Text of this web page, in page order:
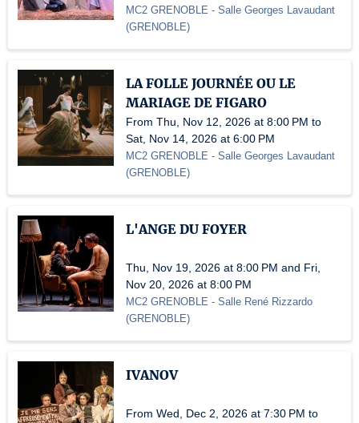
MC2 GRENOBLE - Salle Georges Lavaudant
(GRENOBLE)
LA FOLLE JOURNÉE OU LE
MARIAGE DE FIGARO
From Thu, Nov 12, 2026 at 8:00 PM to
Sat, Nov 14, 2026 at 6:00 PM
MC2 GRENOBLE - Salle Georges Lavaudant
(GRENOBLE)
L'ANGE DU FOYER
Thu, Nov 19, 2026 at 8:00 PM and Fri,
Nov 20, 2026 at 8:00 PM
MC2 GRENOBLE - Salle René Rizzardo
(GRENOBLE)
IVANOV
From Wed, Dec 2, 2026 at 7:30 PM to